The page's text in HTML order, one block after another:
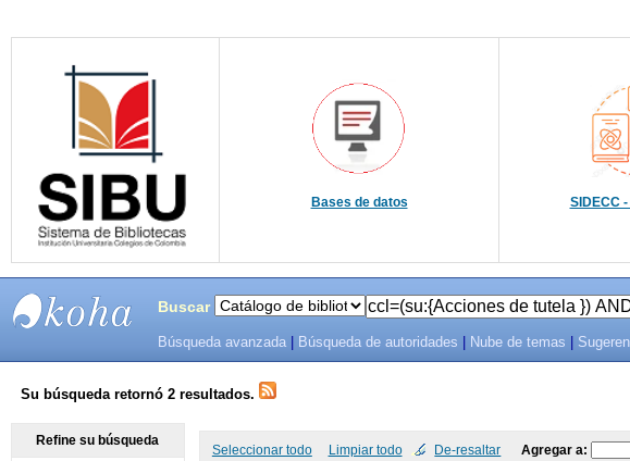
Bases de datos SIDECC
SISTEMAS
DE
Buscar
Búsqueda avanzada Búsqueda de autoridades Nube de temas
Su búsqueda retornó 2 resultados.
Seleccionar todo Limpiar todo De-resaltar Agregar a:
Refine su búsqueda